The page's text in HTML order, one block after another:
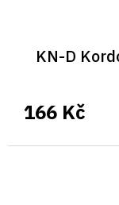
KN-D
166 Kč